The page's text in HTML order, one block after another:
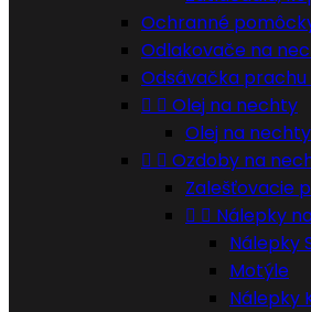
Ochranné
Odlakovače na
Odsávačka
  Olej na nechty
Olej na
  Ozdoby na
Zalešťovacie
  Nálepky
Nálepky
Motýle
Nálepky